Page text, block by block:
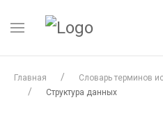
Главная
Словарь терминов
Структура данных